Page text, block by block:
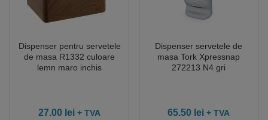
Dispenser pentru servetele
de masa R1332 culoare
lemn maro inchis
27.00 lei + TVA
Dispenser servetele de
masa Tork Xpressnap
272213 N4 gri
65.50 lei + TVA